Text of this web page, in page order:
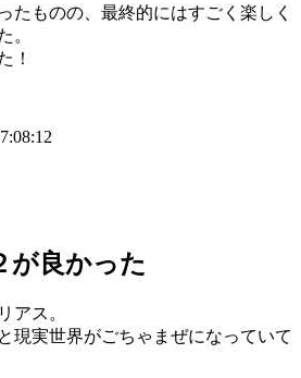
たものの、最終的にはすごく楽しく
。
！
が良かった
アス。
現実世界がごちゃまぜになっていて